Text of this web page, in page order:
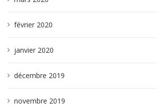
février 2020
janvier 2020
décembre 2019
novembre 2019